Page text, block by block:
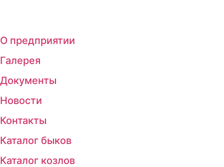
О предприятии
Галерея
Документы
Новости
Контакты
Каталог быков
Каталог козлов